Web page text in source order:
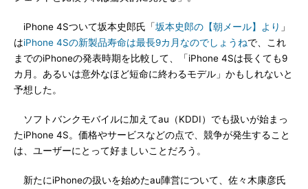
iPhone 4Sついて坂本史郎氏「坂本史郎の【朝メール】より 」
はiPhone 4Sの新製品寿命は最長9カ月なのでしょうねで、これ
までのiPhoneの発表時期を比較して、「iPhone 4Sは長くても9
カ月。あるいは意外なほど短命に終わるモデル」かもしれないと
予想した。
ソフトバンクモバイルに加えてau（KDDI）でも扱いが始まっ
たiPhone 4S。価格やサービスなどの点で、競争が発生すること
は、ユーザーにとって好ましいことだろう。
新たにiPhoneの扱いを始めたau陣営について、佐々木康彦氏